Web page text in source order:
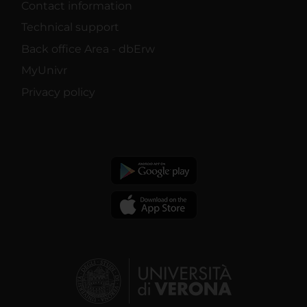
Contact information
Technical support
Back office Area - dbErw
MyUnivr
Privacy policy